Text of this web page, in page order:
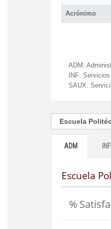
Acrónimo
ADM:
INF:
SAUX:
ADM INF
Escuela
%